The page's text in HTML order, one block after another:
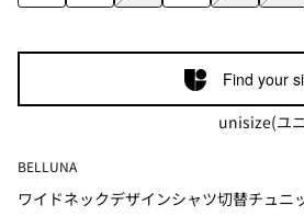
Find your
unisize(ユ
BELLUNA
ワイドネックデザインシャツ切替チュニ